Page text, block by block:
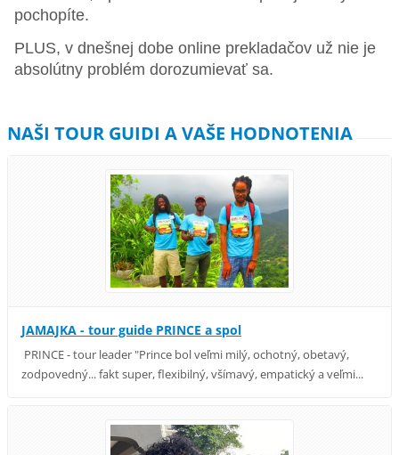
pochopíte.
PLUS, v dnešnej dobe online prekladačov už nie je
absolútny problém dorozumievať sa.
NAŠI TOUR GUIDI A VAŠE HODNOTENIA
JAMAJKA - tour guide PRINCE a spol
PRINCE - tour leader "Prince bol veľmi milý, ochotný, obetavý,
zodpovedný... fakt super, flexibilný, všímavý, empatický a veľmi...